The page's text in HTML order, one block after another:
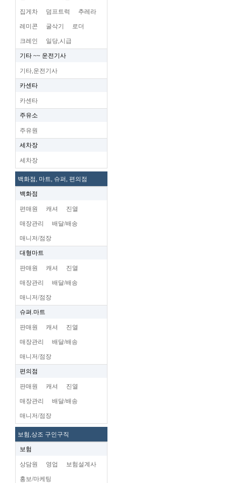
집게차 덤프트럭 추레라
레미콘 굴삭기 로더
크레인 일당,시급
기타 ~~ 운전기사
기타,운전기사
카센타
카센타
주유소
주유원
세차장
세차장
백화점, 마트, 슈퍼, 편의점
백화점
편매원 캐셔 진열
매장관리 배달/배송
매니저/점장
대형마트
판매원 캐셔 진열
매장관리 배달/배송
매니저/점장
슈펴.마트
판매원 캐셔 진열
매장관리 배달/배송
매니저/점장
편의점
판매원 캐셔 진열
매장관리 배달/배송
매니저/점장
보험,상조 구인구직
보험
상담원 영업 보험설계사
홍보/마케팅